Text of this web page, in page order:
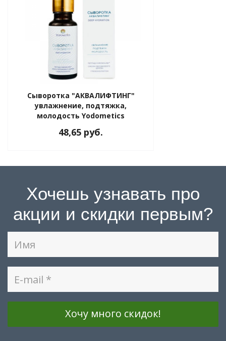
Сыворотка "АКВАЛИФТИНГ"
увлажнение, подтяжка,
молодость Yodometics
48,65 руб.
Хочешь узнавать про
акции и скидки первым?